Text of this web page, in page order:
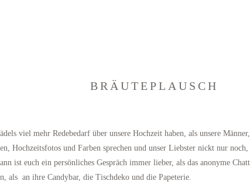
BRÄUTEPLAUSCH
viel mehr Redebedarf über unsere Hochzeit haben, als unsere
Hochzeitsfotos und Farben sprechen und unser Liebster nickt nur
ist euch ein persönliches Gespräch immer lieber, als das anonyme
als an ihre Candybar, die Tischdeko und die Papeterie.